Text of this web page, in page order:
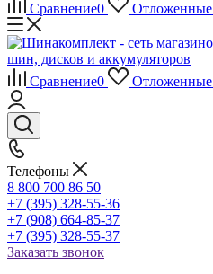
Сравнение0 Отложенные
Сравнение0 Отложенные
Телефоны
8 800 700 86 50
+7 (395) 328-55-36
+7 (908) 664-85-37
+7 (395) 328-55-37
Заказать звонок